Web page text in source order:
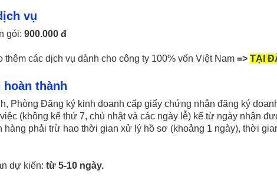
vụ
gói: 900.000 đ
thêm các dịch vụ dành cho công ty 100% vốn Việt Nam => TẠI
thành
Phòng Đăng ký kinh doanh cấp giấy chứng nhận đăng ký
(không kể thứ 7, chủ nhật và các ngày lễ) kể từ ngày nhận
hàng phải trừ hao thời gian xử lý hồ sơ (khoảng 1 ngày), thời
dự kiến: từ 5-10 ngày.